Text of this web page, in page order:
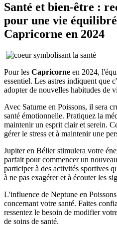
Santé et bien-être :
pour une vie
Capricorne en 2024
Pour les Capricorne en 2024,
essentiel. Les astres indiquent que
adopter de nouvelles habitudes de
Avec Saturne en Poissons, il sera
santé émotionnelle. Pratiquez la
maintenir un esprit clair et serein.
gérer le stress et à maintenir une
Jupiter en Bélier stimulera votre
parfait pour commencer un
participer à des activités sportives
à ne pas exagérer et à écouter les
L'influence de Neptune en
concernant votre santé. Faites
ressentez le besoin de modifier
de soins de santé.